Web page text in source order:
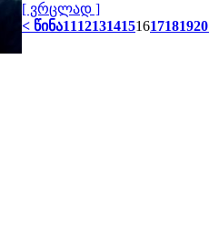
[ ვრცლად ]
< წინა11121314151617181920